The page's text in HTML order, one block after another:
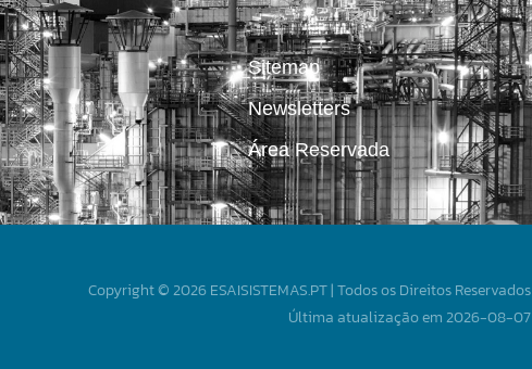
Sitemap
Newsletters
Área Reservada
Copyright © 2026 ESAISISTEMAS.PT | Todos os Direitos Reservados
Última atualização em 2026-08-07